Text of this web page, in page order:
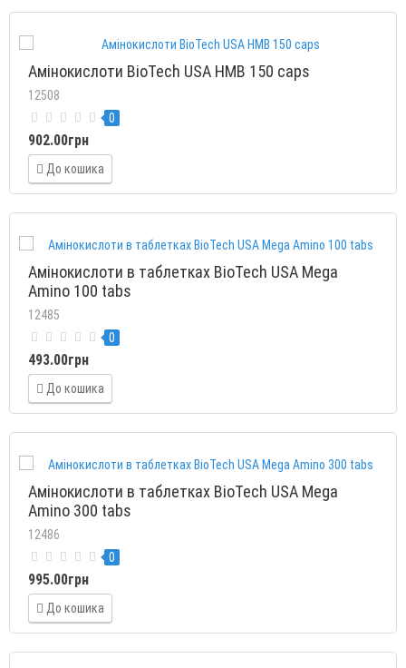
Амінокислоти BioTech USA HMB 150 caps
12508
0
902.00грн
До кошика
Амінокислоти в таблетках BioTech USA Mega
Amino 100 tabs
12485
0
493.00грн
До кошика
Амінокислоти в таблетках BioTech USA Mega
Amino 300 tabs
12486
0
995.00грн
До кошика